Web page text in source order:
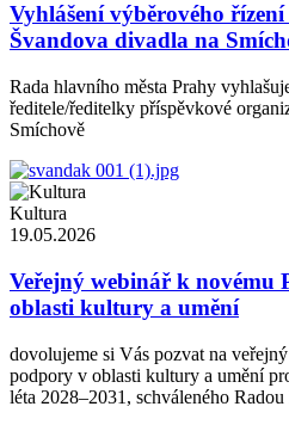
Vyhlášení výběrového
Švandova divadla na
Rada hlavního města Prahy
ředitele/ředitelky příspěvkové
Smíchově
Kultura
19.05.2026
Veřejný webinář k novému
oblasti kultury a umění
dovolujeme si Vás pozvat na
podpory v oblasti kultury a umění
léta 2028–2031, schváleného